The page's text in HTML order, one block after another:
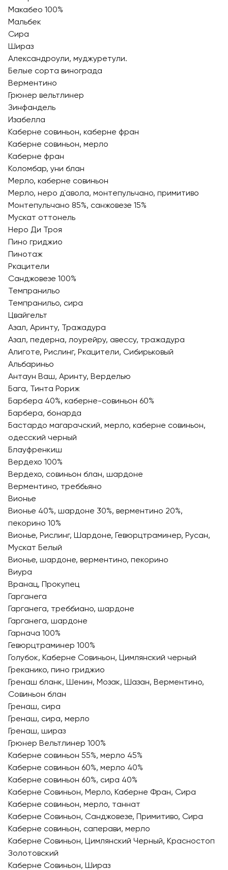
Макабео 100%
Мальбек
Сира
Шираз
Александроули, муджуретули.
Белые сорта винограда
Верментино
Грюнер вельтлинер
Зинфандель
Изабелла
Каберне совиньон, каберне фран
Каберне совиньон, мерло
Каберне фран
Коломбар, уни блан
Мерло, каберне совиньон
Мерло, неро д`авола, монтепульчано, примитиво
Монтепульчано 85%, санжовезе 15%
Мускат оттонель
Неро Ди Троя
Пино гриджио
Пинотаж
Ркацители
Санджовезе 100%
Темпранильо
Темпранильо, сира
Цвайгельт
Азал, Аринту, Тражадура
Азал, педерна, лоурейру, авессу, тражадура
Алиготе, Рислинг, Ркацители, Сибирьковый
Альбариньо
Антаун Ваш, Аринту, Верделью
Бага, Тинта Рориж
Барбера 40%, каберне-совиньон 60%
Барбера, бонарда
Бастардо магарачский, мерло, каберне совиньон,
одесский черный
Блауфренкиш
Вердехо 100%
Вердехо, совиньон блан, шардоне
Верментино, треббьяно
Вионье
Вионье 40%, шардоне 30%, верментино 20%,
пекорино 10%
Вионье, Рислинг, Шардоне, Гевюрцтраминер, Русан,
Мускат Белый
Вионье, шардоне, верментино, пекорино
Виура
Вранац, Прокупец
Гарганега
Гарганега, треббиано, шардоне
Гарганега, шардоне
Гарнача 100%
Гевюрцтраминер 100%
Голубок, Каберне Совиньон, Цимлянский черный
Греканико, пино гриджио
Гренаш бланк, Шенин, Мозак, Шазан, Верментино,
Совиньон блан
Гренаш, сира
Гренаш, сира, мерло
Гренаш, шираз
Грюнер Вельтлинер 100%
Каберне совиньон 55%, мерло 45%
Каберне совиньон 60%, мерло 40%
Каберне совиньон 60%, сира 40%
Каберне Совиньон, Мерло, Каберне Фран, Сира
Каберне совиньон, мерло, таннат
Каберне Совиньон, Санджовезе, Примитиво, Сира
Каберне совиньон, саперави, мерло
Каберне Совиньон, Цимлянский Черный, Красностоп
Золотовский
Каберне Совиньон, Шираз